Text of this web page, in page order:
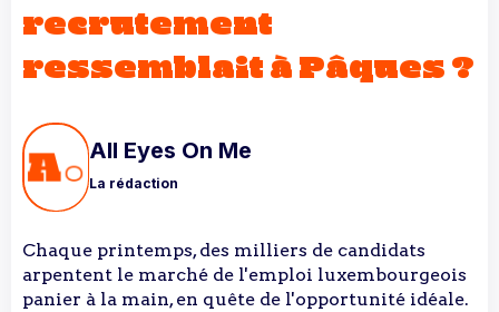
recrutement
ressemblait à Pâques ?
All Eyes On Me
La rédaction
Chaque printemps, des milliers de candidats
arpentent le marché de l'emploi luxembourgeois
panier à la main, en quête de l'opportunité idéale.